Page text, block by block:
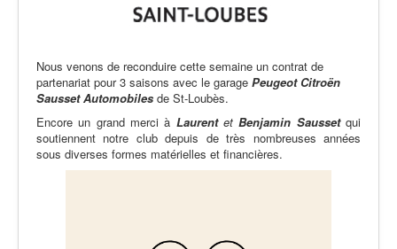
Nous venons de reconduire cette semaine un contrat de
partenariat pour 3 saisons avec le garage Peugeot Citroën
Sausset Automobiles de St-Loubès.
Encore un grand merci à LaurentetBenjamin Saussetqui
soutiennent notre club depuis de très nombreuses années
sous diverses formes matérielles et financières.